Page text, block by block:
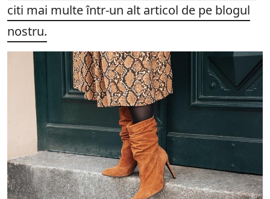
citi mai multe într-un alt articol de pe blogul
nostru.